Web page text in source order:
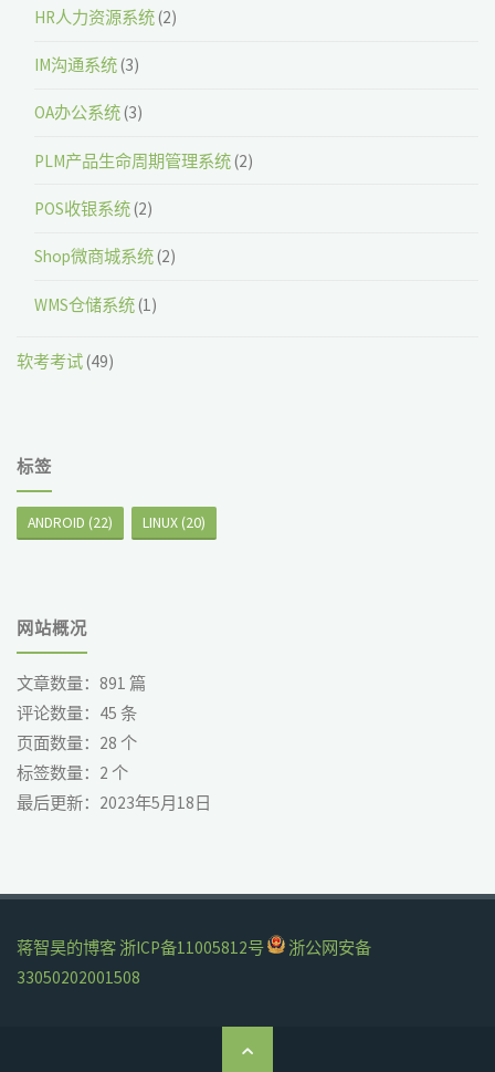
HR人力资源系统(2)
IM沟通系统(3)
OA办公系统(3)
PLM产品生命周期管理系统(2)
POS收银系统(2)
Shop微商城系统(2)
WMS仓储系统(1)
软考考试(49)
标签
ANDROID (22) LINUX (20)
网站概况
文章数量：891 篇
评论数量： 45 条
页面数量： 28 个
标签数量： 2 个
最后更新： 2023年5月18日
蒋智昊的博客 浙ICP备11005812号
浙公网安备
33050202001508
返